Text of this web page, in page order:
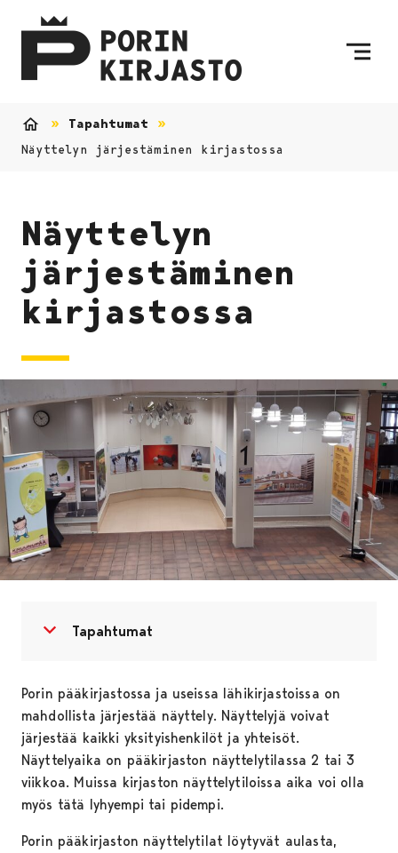
Tapahtumat
Näyttelyn järjestäminen kirjastossa
Näyttelyn
järjestäminen
kirjastossa
Avaa valikko
Sulje valikko
Tapahtumat
Porin pääkirjastossa ja useissa lähikirjastoissa on
mahdollista järjestää näyttely. Näyttelyjä voivat
järjestää kaikki yksityishenkilöt ja yhteisöt.
Näyttelyaika on pääkirjaston näyttelytilassa 2 tai 3
viikkoa. Muissa kirjaston näyttelytiloissa aika voi olla
myös tätä lyhyempi tai pidempi.
Porin pääkirjaston näyttelytilat löytyvät aulasta,